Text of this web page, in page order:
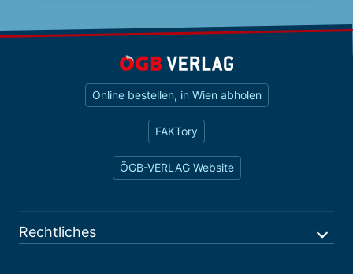
Online bestellen, in Wien abholen
FAKTory
ÖGB-VERLAG Website
Rechtliches